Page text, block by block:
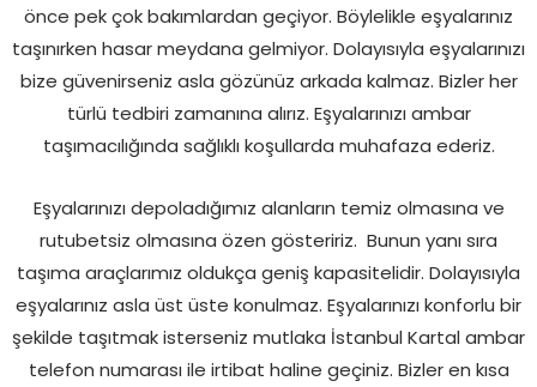
önce pek çok bakımlardan geçiyor. Böylelikle eşyalarınız
taşınırken hasar meydana gelmiyor. Dolayısıyla eşyalarınızı
bize güvenirseniz asla gözünüz arkada kalmaz. Bizler her
türlü tedbiri zamanına alırız. Eşyalarınızı ambar
taşımacılığında sağlıklı koşullarda muhafaza ederiz.
Eşyalarınızı depoladığımız alanların temiz olmasına ve
rutubetsiz olmasına özen gösteririz. Bunun yanı sıra
taşıma araçlarımız oldukça geniş kapasitelidir. Dolayısıyla
eşyalarınız asla üst üste konulmaz. Eşyalarınızı konforlu bir
şekilde taşıtmak isterseniz mutlaka İstanbul Kartal ambar
telefon numarası ile irtibat haline geçiniz. Bizler en kısa